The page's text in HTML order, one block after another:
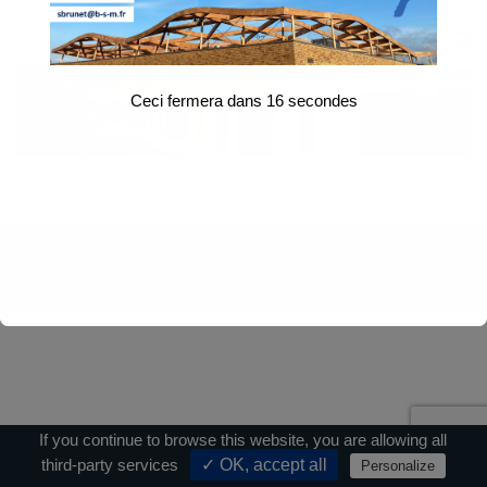
Ceci fermera dans 16secondes
If you continue to browse this website, you are allowing all
third-party services
✓ OK, accept all Personalize